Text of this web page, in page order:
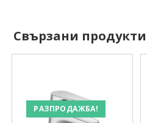
Свързани продукти
РАЗПРОДАЖБА!